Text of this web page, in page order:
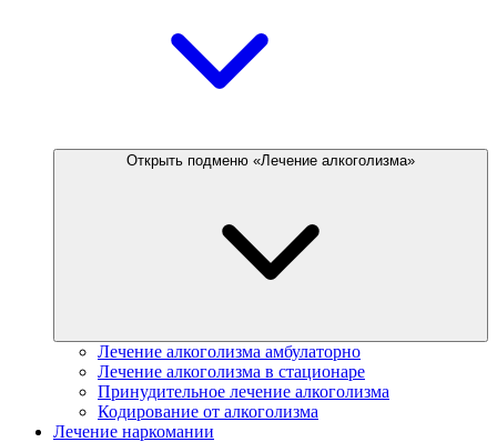
Открыть подменю «Лечение алкоголизма»
Лечение алкоголизма амбулаторно
Лечение алкоголизма в стационаре
Принудительное лечение алкоголизма
Кодирование от алкоголизма
Лечение наркомании